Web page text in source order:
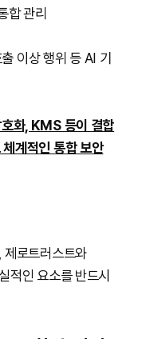
합 관리
이상 행위 등 AI 기
화, KMS 등이 결합
계적인 통합 보안
제로트러스트와
적인 요소를 반드시